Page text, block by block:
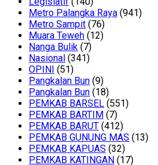
Metro Palangka Raya (941)
Metro Sampit (76)
Muara Teweh (12)
Nanga Bulik (7)
Nasional (341)
OPINI (51)
Pangkalan Bun (9)
Pangkalan Bun (18)
PEMKAB BARSEL (551)
PEMKAB BARTIM (7)
PEMKAB BARUT (412)
PEMKAB GUNUNG MAS (13)
PEMKAB KAPUAS (32)
PEMKAB KATINGAN (17)